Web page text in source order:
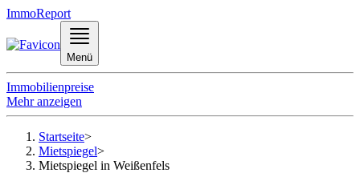
ImmoReport
Menü
Immobilienpreise
Mehr anzeigen
Startseite>
Mietspiegel>
Mietspiegel in Weißenfels